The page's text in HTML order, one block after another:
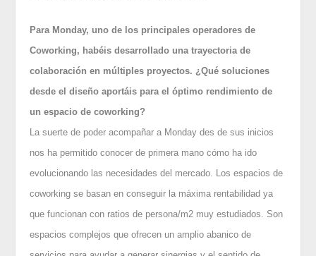
Para Monday, uno de los principales operadores de
Coworking, habéis desarrollado una trayectoria de
colaboración en múltiples proyectos. ¿Qué soluciones
desde el diseño aportáis para el óptimo rendimiento de
un espacio de coworking?
La suerte de poder acompañar a Monday des de sus inicios
nos ha permitido conocer de primera mano cómo ha ido
evolucionando las necesidades del mercado. Los espacios de
coworking se basan en conseguir la máxima rentabilidad ya
que funcionan con ratios de persona/m2 muy estudiados. Son
espacios complejos que ofrecen un amplio abanico de